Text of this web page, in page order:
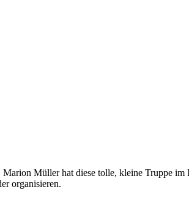
Müller hat diese tolle, kleine Truppe im
organisieren.